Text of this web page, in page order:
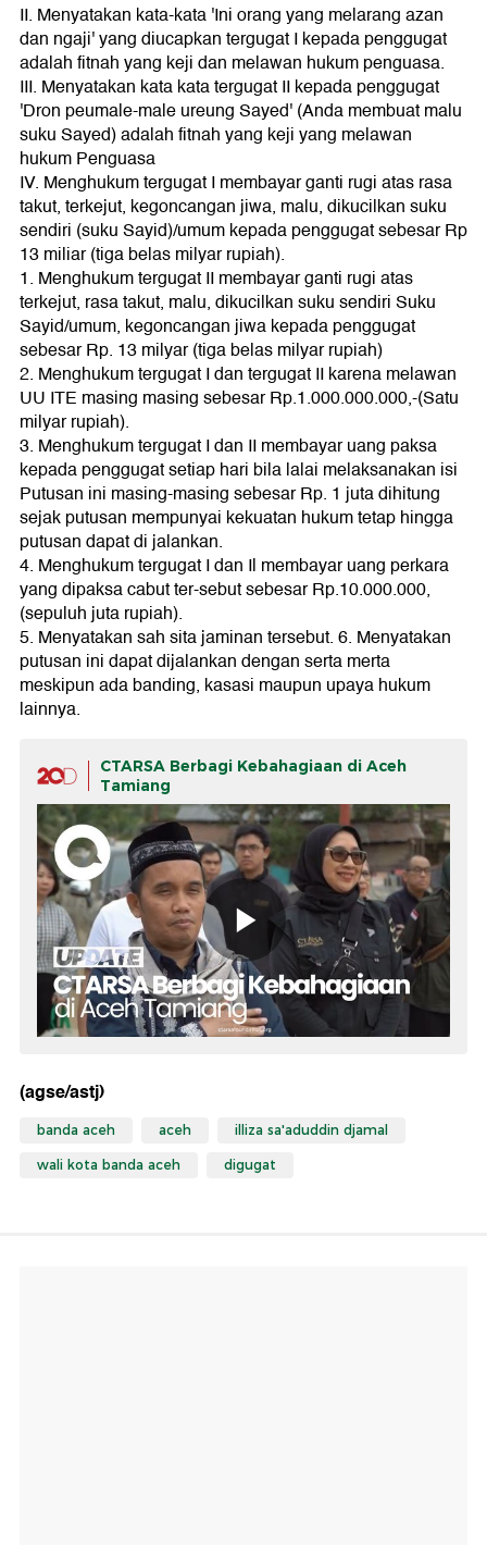
II. Menyatakan kata-kata 'Ini orang yang melarang azan
dan ngaji' yang diucapkan tergugat I kepada penggugat
adalah fitnah yang keji dan melawan hukum penguasa.
III. Menyatakan kata kata tergugat II kepada penggugat
'Dron peumale-male ureung Sayed' (Anda membuat malu
suku Sayed) adalah fitnah yang keji yang melawan
hukum Penguasa
IV. Menghukum tergugat I membayar ganti rugi atas rasa
takut, terkejut, kegoncangan jiwa, malu, dikucilkan suku
sendiri (suku Sayid)/umum kepada penggugat sebesar Rp
13 miliar (tiga belas milyar rupiah).
1. Menghukum tergugat II membayar ganti rugi atas
terkejut, rasa takut, malu, dikucilkan suku sendiri Suku
Sayid/umum, kegoncangan jiwa kepada penggugat
sebesar Rp. 13 milyar (tiga belas milyar rupiah)
2. Menghukum tergugat I dan tergugat II karena melawan
UU ITE masing masing sebesar Rp.1.000.000.000,-(Satu
milyar rupiah).
3. Menghukum tergugat I dan II membayar uang paksa
kepada penggugat setiap hari bila lalai melaksanakan isi
Putusan ini masing-masing sebesar Rp. 1 juta dihitung
sejak putusan mempunyai kekuatan hukum tetap hingga
putusan dapat di jalankan.
4. Menghukum tergugat I dan Il membayar uang perkara
yang dipaksa cabut ter-sebut sebesar Rp.10.000.000,
(sepuluh juta rupiah).
5. Menyatakan sah sita jaminan tersebut. 6. Menyatakan
putusan ini dapat dijalankan dengan serta merta
meskipun ada banding, kasasi maupun upaya hukum
lainnya.
CTARSA Berbagi Kebahagiaan di Aceh
Tamiang
(agse/astj)
banda aceh aceh illiza sa'aduddin djamal
wali kota banda aceh digugat